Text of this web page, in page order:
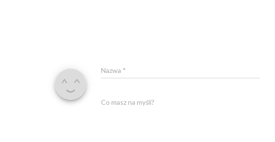
Nazwa *
Co masz na myśli?